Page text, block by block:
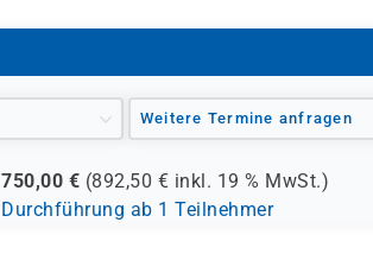
Weitere Termine anfragen
750,00 € (892,50 € inkl. 19 % MwSt.)
Durchführung ab 1 Teilnehmer